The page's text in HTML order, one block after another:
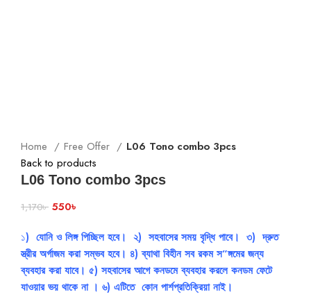
Home
Free Offer
L06 Tono combo 3pcs
Back to products
L06 Tono combo 3pcs
1,170৳ 550৳
১) যোনি ও লিঙ্গ পিচ্ছিল হবে। ২) সহবাসের সময় বৃদ্ধি পাবে। ৩) দ্রুত
স্ত্রীর অর্গাজম করা সম্ভব হবে। ৪) ব্যাথা বিহীন সব রকম স”ঙ্গমের জন্য
ব্যবহার করা যাবে। ৫) সহবাসের আগে কনডমে ব্যবহার করলে কনডম ফেটে
যাওয়ার ভয় থাকে না । ৬) এটিতে কোন পার্শপ্রতিক্রিয়া নাই।